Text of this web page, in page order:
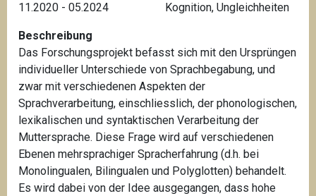
11.2020 - 05.2024
Kognition, Ungleichheiten
Beschreibung
Das Forschungsprojekt befasst sich mit den Ursprüngen
individueller Unterschiede von Sprachbegabung, und
zwar mit verschiedenen Aspekten der
Sprachverarbeitung, einschliesslich, der phonologischen,
lexikalischen und syntaktischen Verarbeitung der
Muttersprache. Diese Frage wird auf verschiedenen
Ebenen mehrsprachiger Spracherfahrung (d.h. bei
Monolingualen, Bilingualen und Polyglotten) behandelt.
Es wird dabei von der Idee ausgegangen, dass hohe